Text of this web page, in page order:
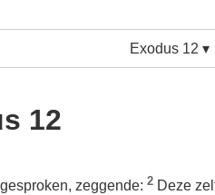
Exodus 12 ▾
12
zeggende: 2 Deze